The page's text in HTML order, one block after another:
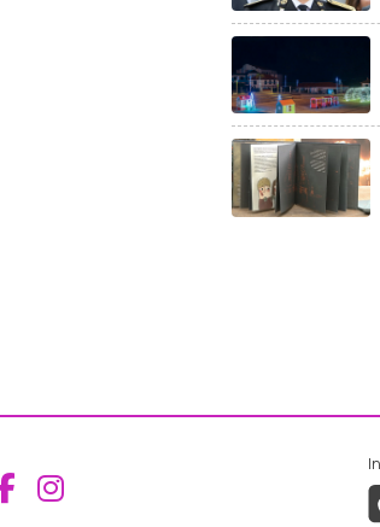
Aceder ao Facebook da
Aceder ao Instagram